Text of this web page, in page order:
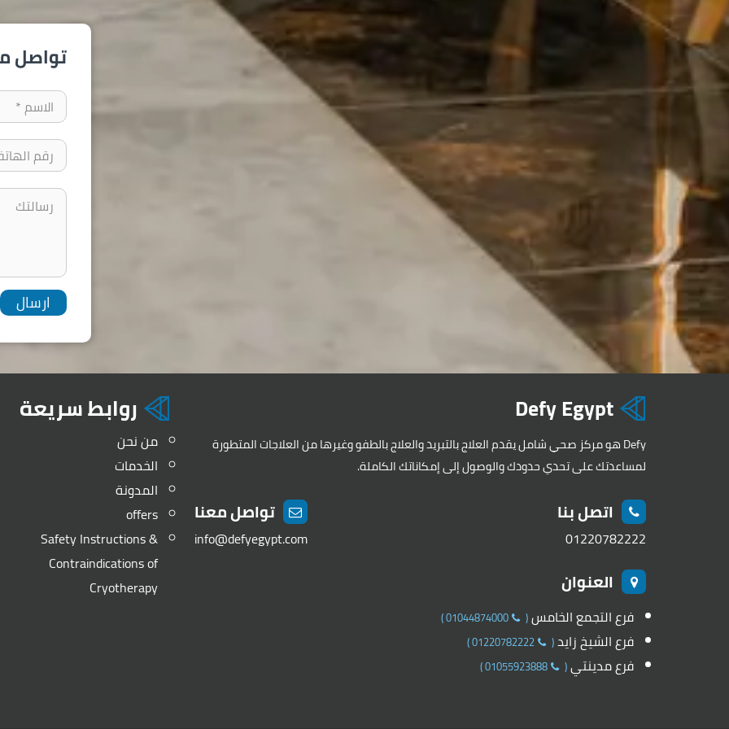
تواصل
Defy Egypt
Defy هو مركز صحي شامل يقدم العلاج بالتبريد والعلاج بالطفو وغيرها من العلاجات المتطورة
لمساعدتك على تحدي حدودك والوصول إلى إمكاناتك الكاملة.
اتصل بنا
01220782222
تواصل معنا
info@defyegypt.com
العنوان
فرع التجمع الخامس(
01044874000
)
فرع الشيخ زايد(
01220782222
)
فرع مدينتي(
01055923888
)
روابط سريعة
من نحن
الخدمات
المدونة
offers
Safety Instructions &
Contraindications of
Cryotherapy